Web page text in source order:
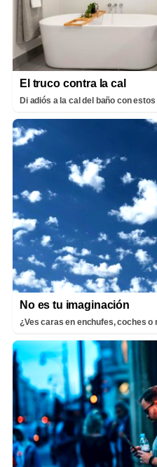
El truco contra la cal
Di adiós a la cal del baño con
No es tu imaginación
¿Ves caras en enchufes, coches o